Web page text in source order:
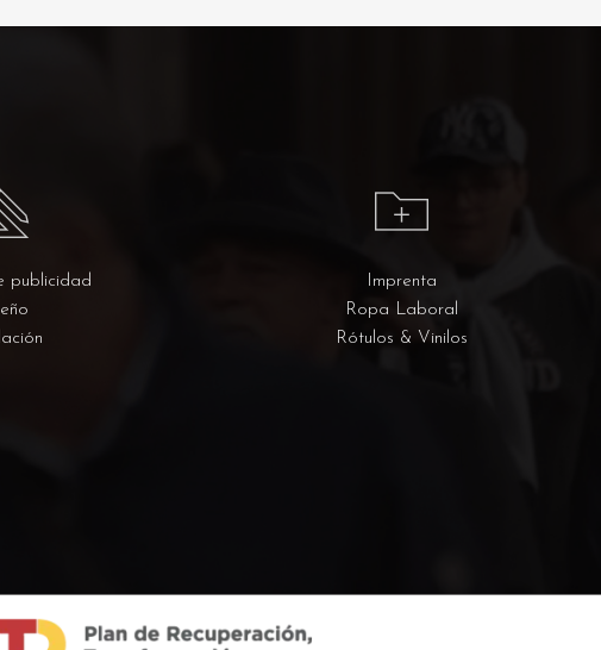
publicidad
Imprenta
Ropa Laboral
Rótulos & Vinilos